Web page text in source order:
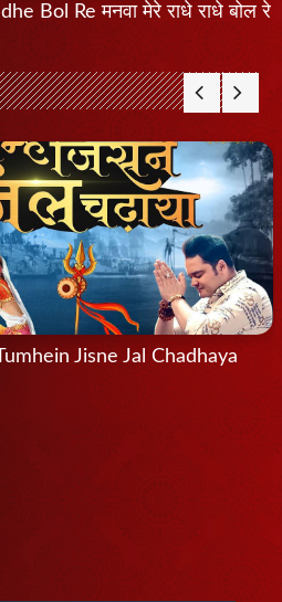
Bol Re मनवा मेरे राधे राधे बोल रे
Jisne Jal Chadhaya